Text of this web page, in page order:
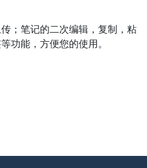
；笔记的二次编辑，复制，粘
功能，方便您的使用。